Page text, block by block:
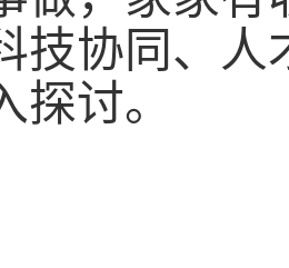
技协同、人
探讨。